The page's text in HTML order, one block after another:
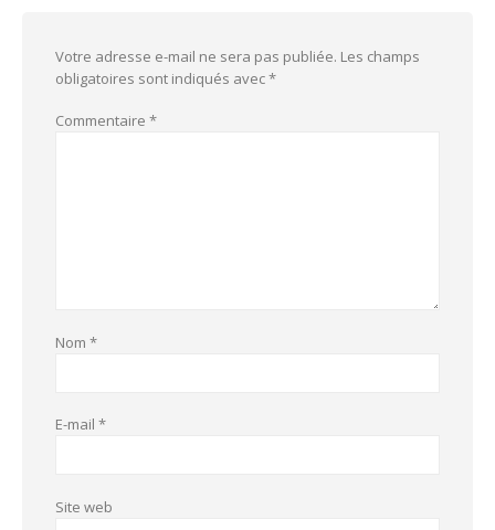
Votre adresse e-mail ne sera pas publiée. Les champs
obligatoires sont indiqués avec*
Commentaire *
Nom *
E-mail *
Site web